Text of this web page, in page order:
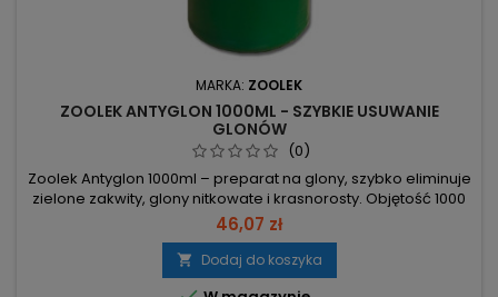
MARKA: ZOOLEK
ZOOLEK ANTYGLON 1000ML - SZYBKIE USUWANIE
GLONÓW
(0)
Zoolek Antyglon 1000ml – preparat na glony, szybko eliminuje
zielone zakwity, glony nitkowate i krasnorosty. Objętość 1000
ml – wystarcza na 20 000 l (przy dawce 50 ml/1000 l). Usuwa
glony i klaruje wodę w ciągu 2–3 dni. Działa
przeciwgrzybiczo, przeciwbakteryjnie i przeciw
pierwotniakom; w pełni bezpieczny dla ryb i roślin. Podczas
46,07 zł
 Dodaj do koszyka